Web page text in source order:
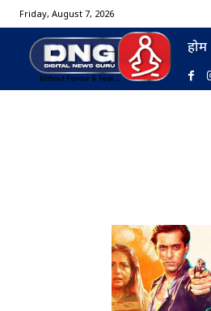
Friday, August 7, 2026
होम